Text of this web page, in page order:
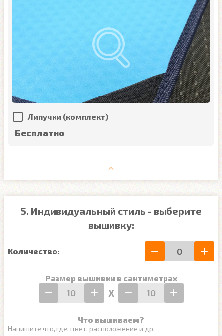
Липучки (комплект)
Бесплатно
5. Индивидуальный стиль - выберите
вышивку:
Количество:
Размер вышивки в сантиметрах
Х
Что вышиваем?
Напишите что, где, цвет, расположение и др.